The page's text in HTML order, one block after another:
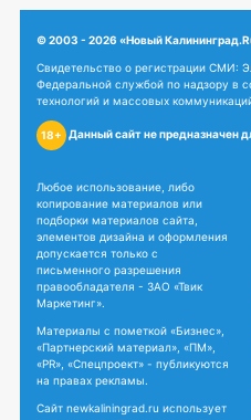
© 2003 - 2026 «Новый
Свидетельство о регистрации СМИ:
Федеральной службой по надзору в
технологий и массовых
18+ Данный сайт не предназначен
Любое использование, либо
копирование материалов или
подборки материалов сайта,
элементов дизайна и оформления
допускается только с
письменного разрешения
правообладателя - ЗАО «Твик
Маркетинг».
Материалы с пометкой «Бизнес»,
«Партнерский материал», «ПМ»,
«PR», «Спецпроект» - публикуются
на правах рекламы.
Сайт newkaliningrad.ru использует